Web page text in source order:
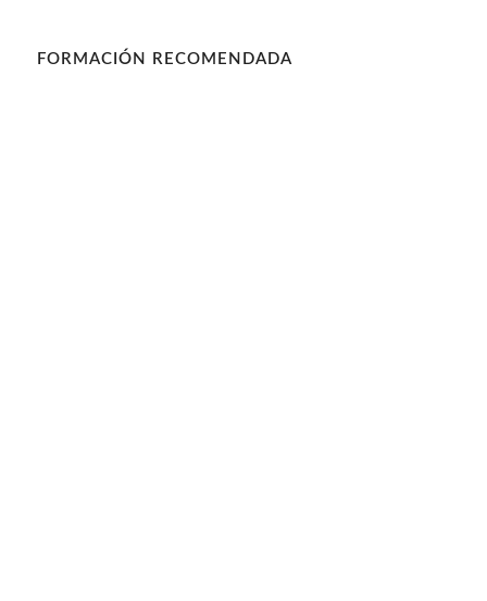
FORMACIÓN RECOMENDADA